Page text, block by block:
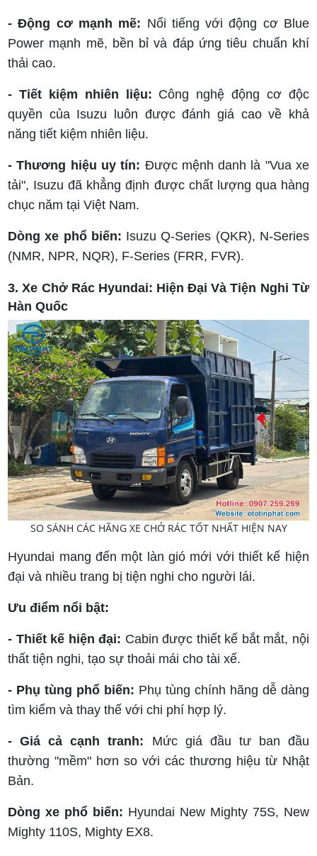
- Động cơ mạnh mẽ: Nổi tiếng với động cơ Blue
Power mạnh mẽ, bền bỉ và đáp ứng tiêu chuẩn khí
thải cao.
- Tiết kiệm nhiên liệu: Công nghệ động cơ độc
quyền của Isuzu luôn được đánh giá cao về khả
năng tiết kiệm nhiên liệu.
- Thương hiệu uy tín: Được mệnh danh là "Vua xe
tải", Isuzu đã khẳng định được chất lượng qua hàng
chục năm tại Việt Nam.
Dòng xe phổ biến: Isuzu Q-Series (QKR), N-Series
(NMR, NPR, NQR), F-Series (FRR, FVR).
3. Xe Chở Rác Hyundai: Hiện Đại Và Tiện Nghi Từ
Hàn Quốc
SO SÁNH CÁC HÃNG XE CHỞ RÁC TỐT NHẤT HIỆN NAY
Hyundai mang đến một làn gió mới với thiết kế hiện
đại và nhiều trang bị tiện nghi cho người lái.
Ưu điểm nổi bật:
- Thiết kế hiện đại: Cabin được thiết kế bắt mắt, nội
thất tiện nghi, tạo sự thoải mái cho tài xế.
- Phụ tùng phổ biến: Phụ tùng chính hãng dễ dàng
tìm kiếm và thay thế với chi phí hợp lý.
- Giá cả cạnh tranh: Mức giá đầu tư ban đầu
thường "mềm" hơn so với các thương hiệu từ Nhật
Bản.
Dòng xe phổ biến: Hyundai New Mighty 75S, New
Mighty 110S, Mighty EX8.